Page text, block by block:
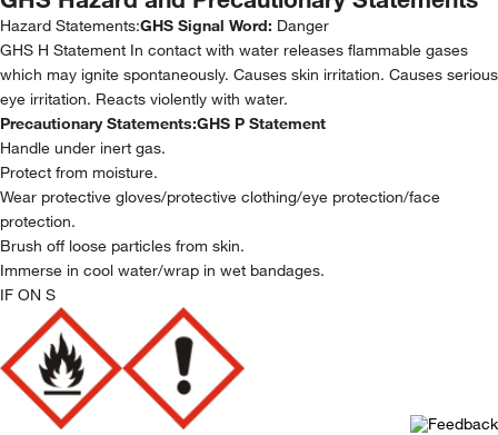
Hazard Statements:GHS Signal Word: Danger
GHS H Statement In contact with water releases flammable gases
which may ignite spontaneously. Causes skin irritation. Causes serious
eye irritation. Reacts violently with water.
Precautionary Statements:GHS P Statement
Handle under inert gas.
Protect from moisture.
Wear protective gloves/protective clothing/eye protection/face
protection.
Brush off loose particles from skin.
Immerse in cool water/wrap in wet bandages.
IF ON S